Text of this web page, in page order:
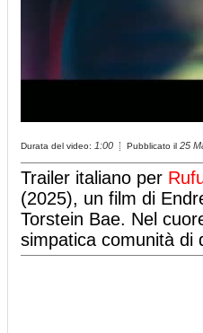
Durata del video: 1:00 Pubblicato il 25
Trailer italiano per
(2025), un film di
Torstein Bae. Nel
simpatica comunità di